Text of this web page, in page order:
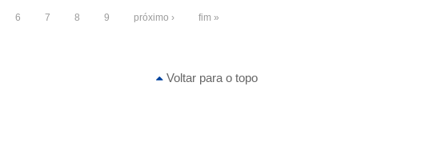
6 7 8 9 próximo › fim »
Voltar para o topo